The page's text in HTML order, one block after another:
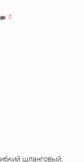
0
шланговый,